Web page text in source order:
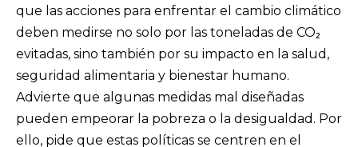
que las acciones para enfrentar el cambio climático
deben medirse no solo por las toneladas de CO₂
evitadas, sino también por su impacto en la salud,
seguridad alimentaria y bienestar humano.
Advierte que algunas medidas mal diseñadas
pueden empeorar la pobreza o la desigualdad. Por
ello, pide que estas políticas se centren en el